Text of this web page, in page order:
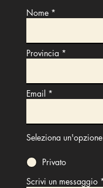
Nome
Provincia
Email
Seleziona un'opzione
Privato
Scrivi un messaggio